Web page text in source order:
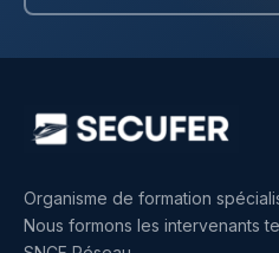
Organisme de formation
Nous formons les intervenants